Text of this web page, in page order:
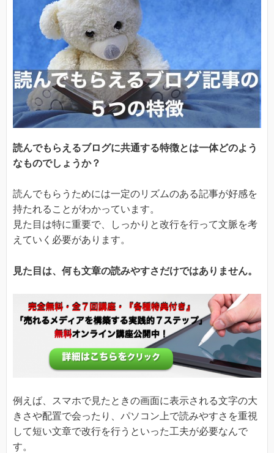
読んでもらえるブログに共通する特徴とは一体どのよう
なものでしょうか？
読んでもらうためには一定のリズムのある記事が好感を
持たれることがわかっています。
見た目は特に重要で、しっかりと改行を行って文脈を考
えていく必要があります。
見た目は、何も文章の読みやすさだけではありません。
例えば、スマホで見たときの画面に表示される文字の大
きさや配置で会ったり、パソコン上で読みやすさを重視
して短い文章で改行を行うといった工夫が必要なんで
す。